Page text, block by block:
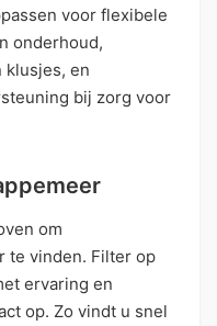
voor flexibele
onderhoud,
klusjes, en
bij zorg voor
om
te vinden. Filter op
ervaring en
op. Zo vindt u snel